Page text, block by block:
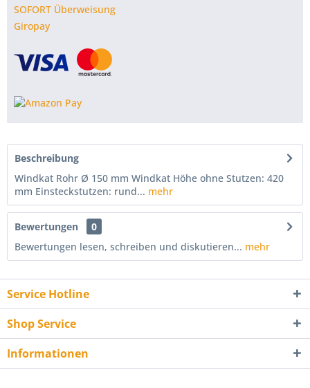
SOFORT Überweisung
Giropay
Beschreibung
Windkat Rohr Ø 150 mm Windkat Höhe ohne Stutzen: 420
mm Einsteckstutzen: rund... mehr
Bewertungen
0
Bewertungen lesen, schreiben und diskutieren... mehr
Service Hotline
Shop Service
Informationen